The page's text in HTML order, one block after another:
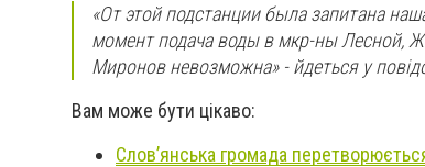
«От этой подстанции была запитана
момент подача воды в мкр-ны Лесной,
Миронов невозможна» - йдеться у
Вам може бути цікаво:
Слов’янська громада